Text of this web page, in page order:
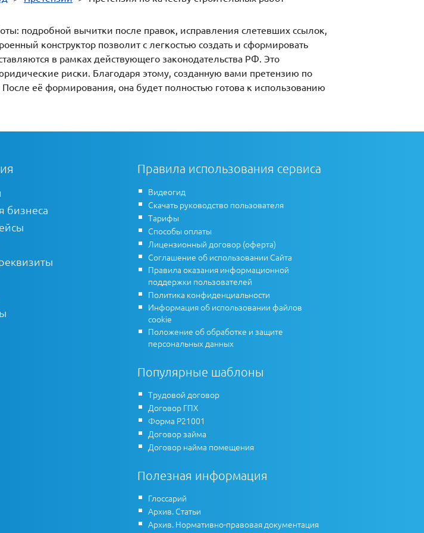
подробной вычитки после правок, исправления слетевших ссылок,
конструктор позволит с легкостью создать и сформировать
в рамках действующего законодательства РФ. Это
риски. Благодаря этому, созданную вами претензию по
её формирования, она будет полностью готова к использованию
бизнеса
Правила использования сервиса
Видеогид
Скачать руководство пользователя
Тарифы
Способы оплаты
Лицензионный договор (оферта)
Соглашение об использовании Сайта
Правила оказания информационной
поддержки пользователей
Политика конфиденциальности
Информация об использовании файлов
cookie
Положение об обработке и защите
персональных данных
Популярные шаблоны
Трудовой договор
Договор ГПХ
Форма Р21001
Договор займа
Договор найма помещения
Полезная информация
Глоссарий
Архив. Статьи
Архив. Нормативно-правовая документация